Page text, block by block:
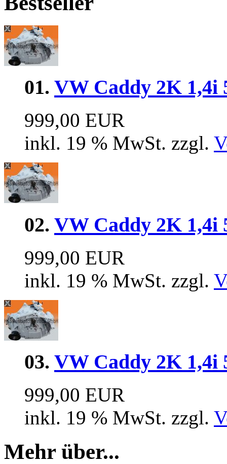
01. VW Caddy 2K 1,4i
999,00 EUR
inkl. 19 % MwSt. zzgl.
02. VW Caddy 2K 1,4i
999,00 EUR
inkl. 19 % MwSt. zzgl.
03. VW Caddy 2K 1,4i
999,00 EUR
inkl. 19 % MwSt. zzgl.
Mehr über...